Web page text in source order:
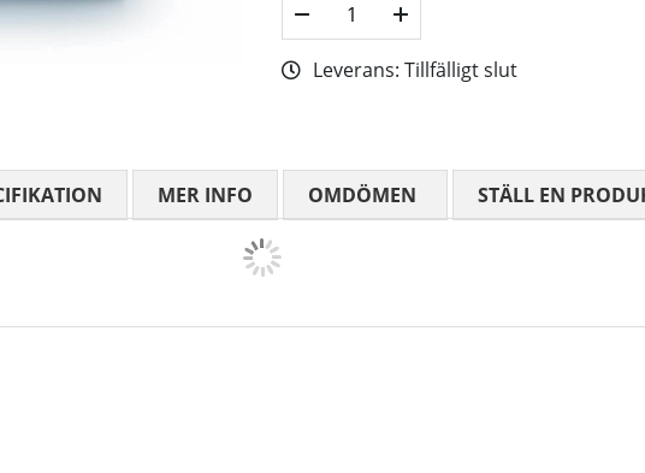
Leverans: Tillfälligt slut
MER INFO OMDÖMEN MEDELBETYG 0 AV 5
STÄLL EN